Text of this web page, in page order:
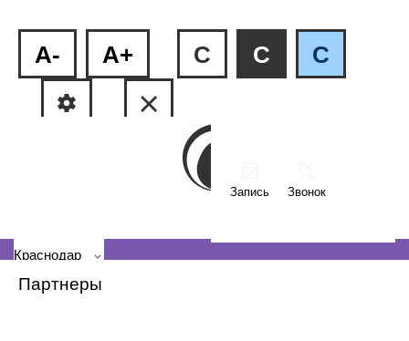
A- A+ C C C
Запись Звонок
Краснодар
Партнеры